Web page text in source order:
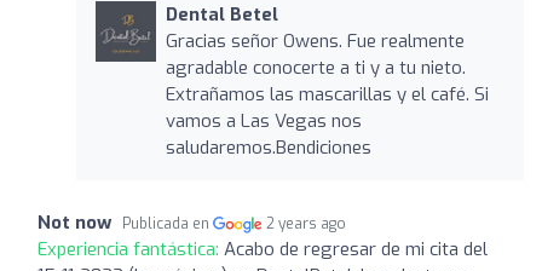
Dental Betel
Gracias señor Owens. Fue realmente
agradable conocerte a ti y a tu nieto.
Extrañamos las mascarillas y el café. Si
vamos a Las Vegas nos
saludaremos.Bendiciones
Not now Publicada en 2 years ago
Experiencia fantástica: Acabo de regresar de mi cita del